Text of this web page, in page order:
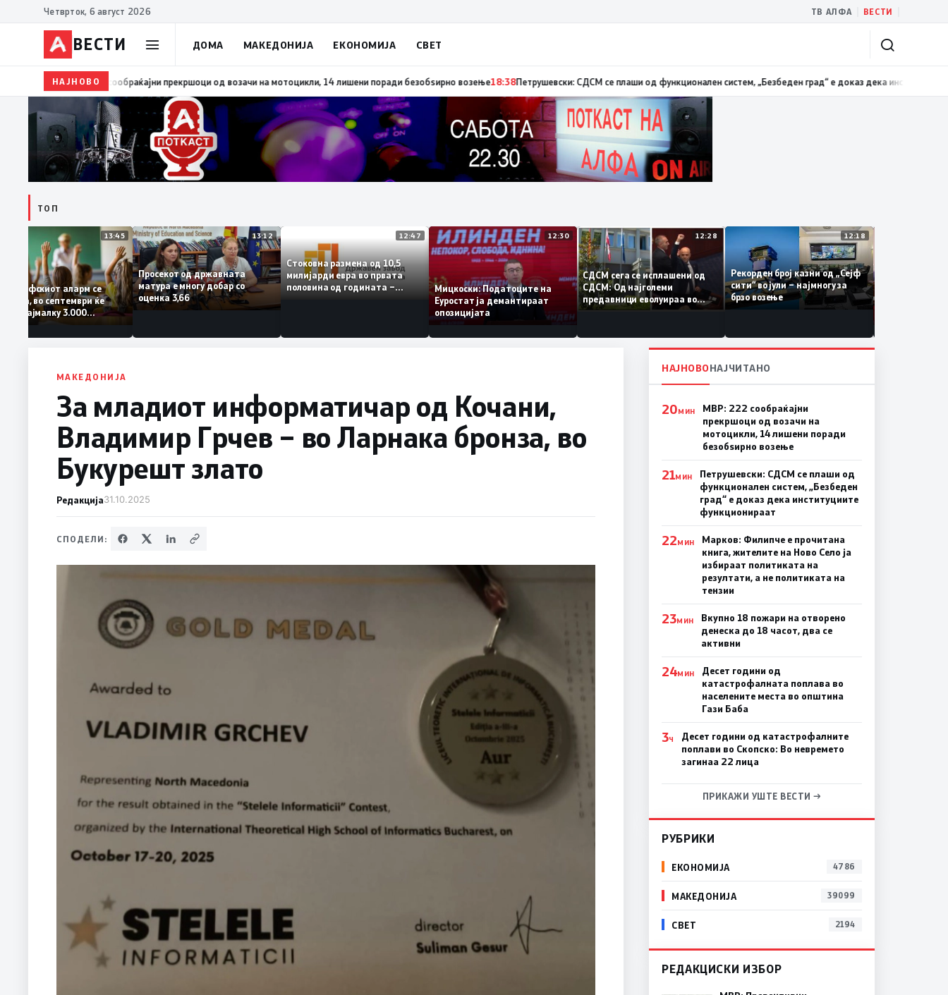
Четврток, 6 август 2026 ТВ АЛФА ВЕСТИ
ВЕСТИ ДОМА МАКЕДОНИЈА ЕКОНОМИЈА СВЕТ
НАЈНОВО
МВР: 222 сообраќајни прекршоци од возачи на мотоцикли, 14 лишени поради безобѕирно возење18:38Петрушевски: СДСМ се плаши од функционален систем, „Безбеден град“ е доказ дека институциите
ТОП
13:45
Демографскиот аларм се
засилува, во септември ќе
имаме најмалку 3.000
првачиња помалку
13:12
Просекот од државната
матура е многу добар со
оценка 3,66
12:47
Стоковна размена од 10,5
милијарди евра во првата
половина од годината –
12:30
Мицкоски: Податоците на
Еуростат ја демантираат
опозицијата
12:28
СДСМ сега се исплашени од
СДСМ: Од најголеми
предавници еволуираа во
најголеми патриоти
12:18
Рекорден број казни од „Сејф
сити“ во јули – најмногу за
брзо возење
МАКЕДОНИЈА
За младиот информатичар од Кочани,
Владимир Грчев – во Ларнака бронза, во
Букурешт злато
Редакција31.10.2025
СПОДЕЛИ:
НАЈНОВОНАЈЧИТАНО
20МИН
МВР: 222 сообраќајни
прекршоци од возачи на
мотоцикли, 14 лишени поради
безобѕирно возење
21МИН
Петрушевски: СДСМ се плаши од
функционален систем, „Безбеден
град“ е доказ дека институциите
функционираат
22МИН
Марков: Филипче е прочитана
книга, жителите на Ново Село ја
избираат политиката на
резултати, а не политиката на
тензии
23МИН
Вкупно 18 пожари на отворено
денеска до 18 часот, два се
активни
24МИН
Десет години од
катастрофалната поплава во
населените места во општина
Гази Баба
3Ч
Десет години од катастрофалните
поплави во Скопско: Во невремето
загинаа 22 лица
ПРИКАЖИ УШТЕ ВЕСТИ →
РУБРИКИ
ЕКОНОМИЈА 4786
МАКЕДОНИЈА 39099
СВЕТ 2194
РЕДАКЦИСКИ ИЗБОР